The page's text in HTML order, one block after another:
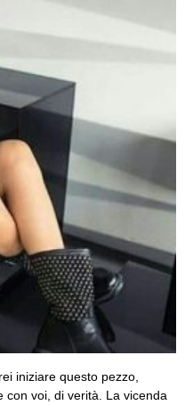
iniziare questo pezzo,
con voi, di verità. La vicenda